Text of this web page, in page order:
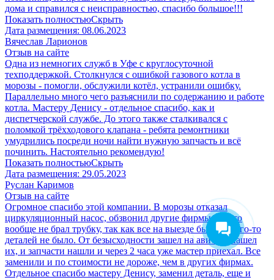
дома и справился с неисправностью, спасибо большое!!!
Показать полностьюСкрыть
Дата размещения: 08.06.2023
Вячеслав Ларионов
Отзыв на сайте
Одна из немногих служб в Уфе с круглосуточной
техподдержкой. Столкнулся с ошибкой газового котла в
морозы - помогли, обслужили котёл, устранили ошибку.
Параллельно много чего разъяснили по содержанию и работе
котла. Мастеру Денису - отдельное спасибо, как и
диспетчерской службе. До этого также сталкивался с
поломкой трёхходового клапана - ребята ремонтники
умудрились посреди ночи найти нужную запчасть и всё
починить. Настоятельно рекомендую!
Показать полностьюСкрыть
Дата размещения: 29.05.2023
Руслан Каримов
Отзыв на сайте
Огромное спасибо этой компании. В морозы отказал
циркуляционный насос, обзвонил другие фирмы, кто-то
вообще не брал трубку, так как все на выезде были, у кого-то
деталей не было. От безысходности зашел на авито и нашел
их, и запчасти нашли и через 2 часа уже мастер приехал. Все
заменили и по стоимости не дороже, чем в других фирмах.
Отдельное спасибо мастеру Денису, заменил деталь, еще и